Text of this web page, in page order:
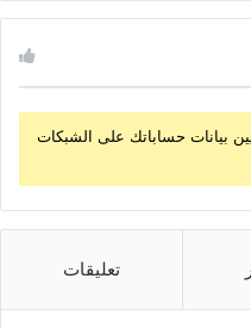
بيانات حساباتك على الشبكات
تعليقات